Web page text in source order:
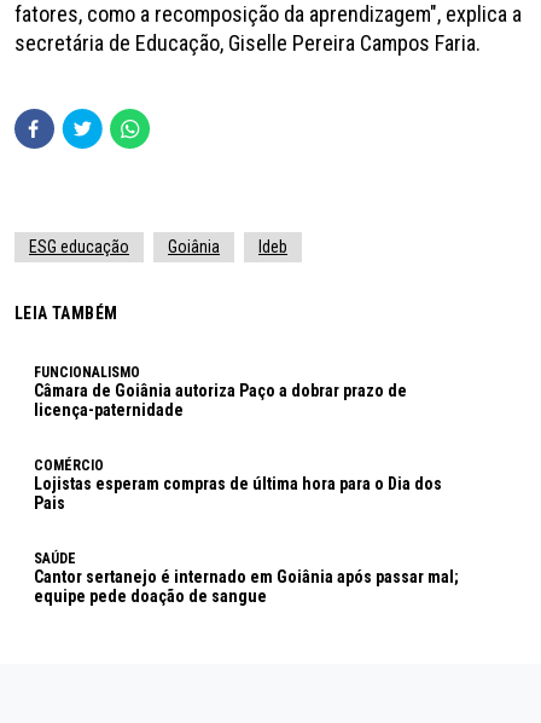
fatores, como a recomposição da aprendizagem", explica a
secretária de Educação, Giselle Pereira Campos Faria.
ESG educação Goiânia Ideb
LEIA TAMBÉM
FUNCIONALISMO
Câmara de Goiânia autoriza Paço a dobrar prazo de
licença-paternidade
COMÉRCIO
Lojistas esperam compras de última hora para o Dia dos
Pais
SAÚDE
Cantor sertanejo é internado em Goiânia após passar mal;
equipe pede doação de sangue